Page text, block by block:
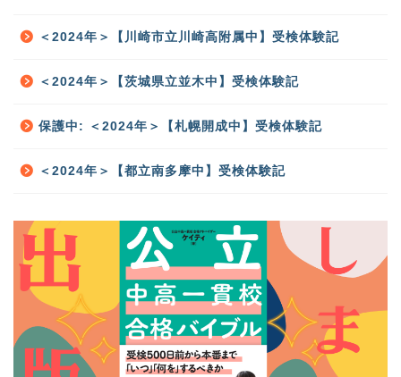
＜2024年＞【川崎市立川崎高附属中】受検体験記
＜2024年＞【茨城県立並木中】受検体験記
保護中: ＜2024年＞【札幌開成中】受検体験記
＜2024年＞【都立南多摩中】受検体験記